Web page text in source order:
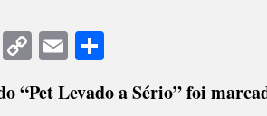
Facebook
CopyEmail
“Pet Levado a Sério” foi